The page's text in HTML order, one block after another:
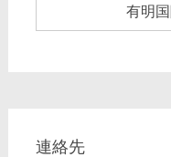
有明
連絡先